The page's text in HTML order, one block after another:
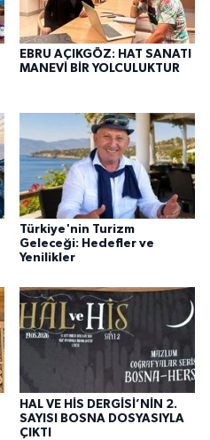
EBRU AÇIKGÖZ: HAT SANATI
MANEVİ BİR YOLCULUKTUR
Türkiye'nin Turizm
Geleceği: Hedefler ve
Yenilikler
HAL VE HİS DERGİSİ’NİN 2.
SAYISI BOSNA DOSYASIYLA
ÇIKTI